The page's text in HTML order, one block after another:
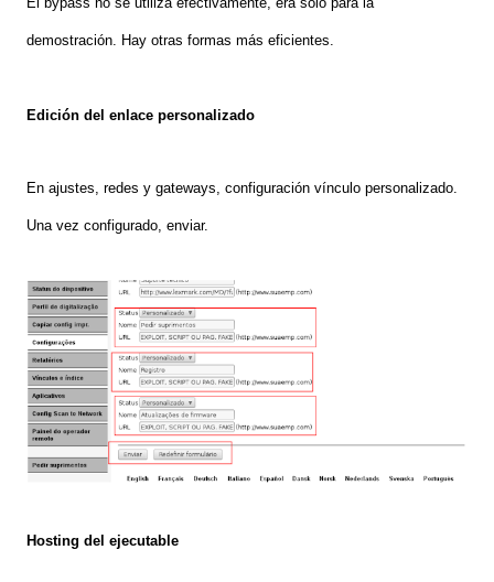
demostración. Hay otras formas más eficientes.
Edición del enlace personalizado
En ajustes redes y gateways, configuración vínculo personalizado.
Una vez configurado, enviar.
Hosting del ejecutable